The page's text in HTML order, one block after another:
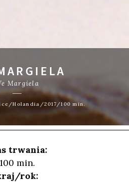
Margiela
Holandia/2017/100 min.
trwania:
100 min.
rok: